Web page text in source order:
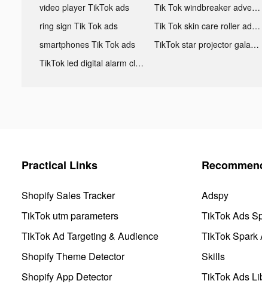
video player TikTok ads Tik Tok windbreaker advertising
ring sign Tik Tok ads
Tik Tok skin care roller advertising
smartphones Tik Tok ads
TikTok star projector galaxy night light bluetooth ads
TikTok led digital alarm clock ads
Practical Links
Shopify Sales Tracker
TikTok utm parameters
TikTok Ad Targeting & Audience
Shopify Theme Detector
Shopify App Detector
Adspy
TikTok Ads
TikTok Spark
Skills
TikTok Ads